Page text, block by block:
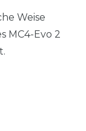
Weise
MC4-Evo 2